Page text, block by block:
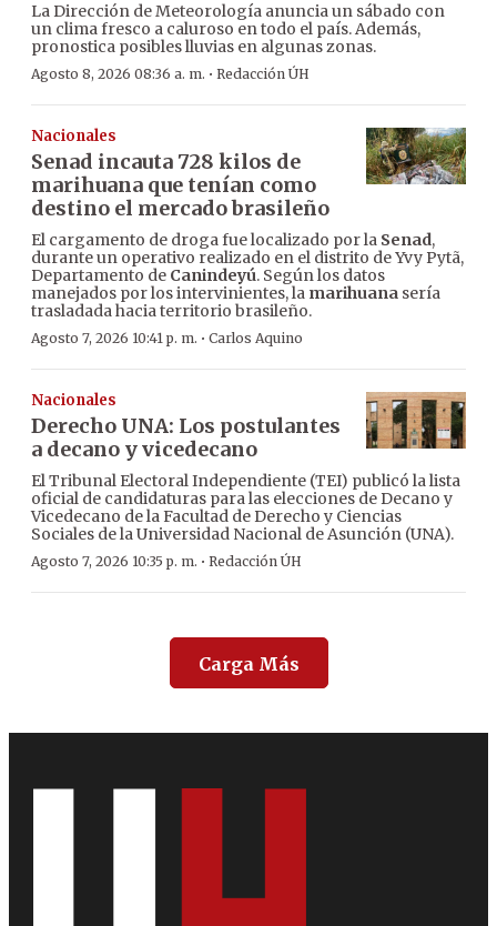
La Dirección de Meteorología anuncia un sábado con
un clima fresco a caluroso en todo el país. Además,
pronostica posibles lluvias en algunas zonas.
Agosto 8, 2026 08:36 a. m. · Redacción ÚH
Nacionales
Senad incauta 728 kilos de
marihuana que tenían como
destino el mercado brasileño
El cargamento de droga fue localizado por la Senad,
durante un operativo realizado en el distrito de Yvy Pytã,
Departamento de Canindeyú. Según los datos
manejados por los intervinientes, la marihuana sería
trasladada hacia territorio brasileño.
Agosto 7, 2026 10:41 p. m. · Carlos Aquino
Nacionales
Derecho UNA: Los postulantes
a decano y vicedecano
El Tribunal Electoral Independiente (TEI) publicó la lista
oficial de candidaturas para las elecciones de Decano y
Vicedecano de la Facultad de Derecho y Ciencias
Sociales de la Universidad Nacional de Asunción (UNA).
Agosto 7, 2026 10:35 p. m. · Redacción ÚH
Carga Más